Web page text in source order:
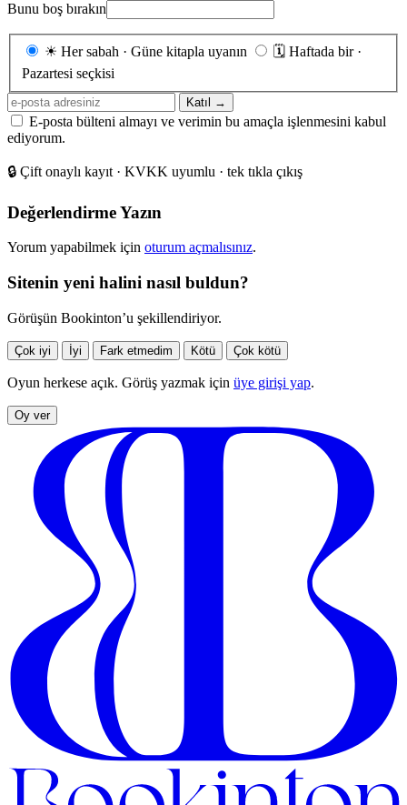
Bunu boş bırakın
Gönderim
☀ Her sabah · Güne kitapla uyanın 🗓 Haftada bir ·
Pazartesi seçkisi
E-
posta
adresiniz
Katıl →
E-posta bülteni almayı ve verimin bu amaçla işlenmesini kabul
ediyorum.
🔒 Çift onaylı kayıt · KVKK uyumlu · tek tıkla çıkış
Değerlendirme Yazın
Yorum yapabilmek için oturum açmalısınız.
Sitenin yeni halini nasıl buldun?
Görüşün Bookinton’u şekillendiriyor.
Çok iyi İyi Fark etmedim Kötü Çok kötü
Oyun herkese açık. Görüş yazmak için üye girişi yap.
Oy ver